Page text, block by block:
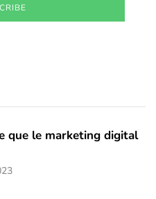
que le marketing digital